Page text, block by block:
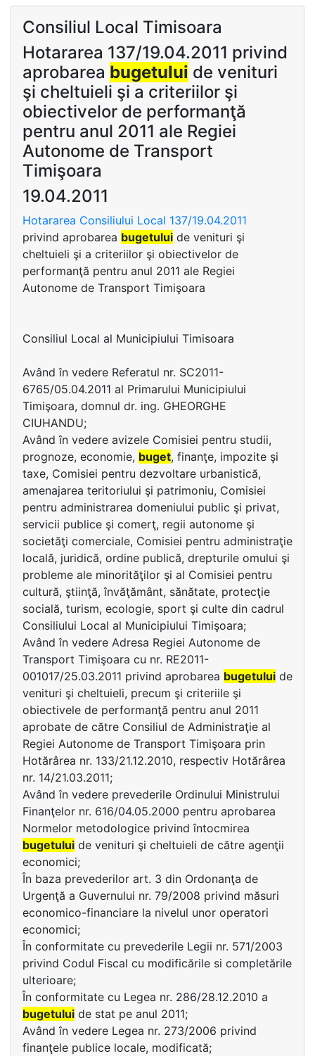
Consiliul Local Timisoara
Hotararea 137/19.04.2011 privind
aprobarea bugetului de venituri
şi cheltuieli şi a criteriilor şi
obiectivelor de performanţă
pentru anul 2011 ale Regiei
Autonome de Transport
Timişoara
19.04.2011
Hotararea Consiliului Local 137/19.04.2011
privind aprobarea bugetului de venituri şi
cheltuieli şi a criteriilor şi obiectivelor de
performanţă pentru anul 2011 ale Regiei
Autonome de Transport Timişoara
Consiliul Local al Municipiului Timisoara
Având în vedere Referatul nr. SC2011-
6765/05.04.2011 al Primarului Municipiului
Timişoara, domnul dr. ing. GHEORGHE
CIUHANDU;
Având în vedere avizele Comisiei pentru studii,
prognoze, economie, buget, finanţe, impozite şi
taxe, Comisiei pentru dezvoltare urbanistică,
amenajarea teritoriului şi patrimoniu, Comisiei
pentru administrarea domeniului public şi privat,
servicii publice şi comerţ, regii autonome şi
societăţi comerciale, Comisiei pentru administraţie
locală, juridică, ordine publică, drepturile omului şi
probleme ale minorităţilor şi al Comisiei pentru
cultură, ştiinţă, învăţământ, sănătate, protecţie
socială, turism, ecologie, sport şi culte din cadrul
Consiliului Local al Municipiului Timişoara;
Având în vedere Adresa Regiei Autonome de
Transport Timişoara cu nr. RE2011-
001017/25.03.2011 privind aprobarea bugetului de
venituri şi cheltuieli, precum şi criteriile şi
obiectivele de performanţă pentru anul 2011
aprobate de către Consiliul de Administraţie al
Regiei Autonome de Transport Timişoara prin
Hotărârea nr. 133/21.12.2010, respectiv Hotărârea
nr. 14/21.03.2011;
Având în vedere prevederile Ordinului Ministrului
Finanţelor nr. 616/04.05.2000 pentru aprobarea
Normelor metodologice privind întocmirea
bugetului de venituri şi cheltuieli de către agenţii
economici;
În baza prevederilor art. 3 din Ordonanţa de
Urgenţă a Guvernului nr. 79/2008 privind măsuri
economico-financiare la nivelul unor operatori
economici;
În conformitate cu prevederile Legii nr. 571/2003
privind Codul Fiscal cu modificările si completările
ulterioare;
În conformitate cu Legea nr. 286/28.12.2010 a
bugetului de stat pe anul 2011;
Având în vedere Legea nr. 273/2006 privind
finanţele publice locale, modificată;